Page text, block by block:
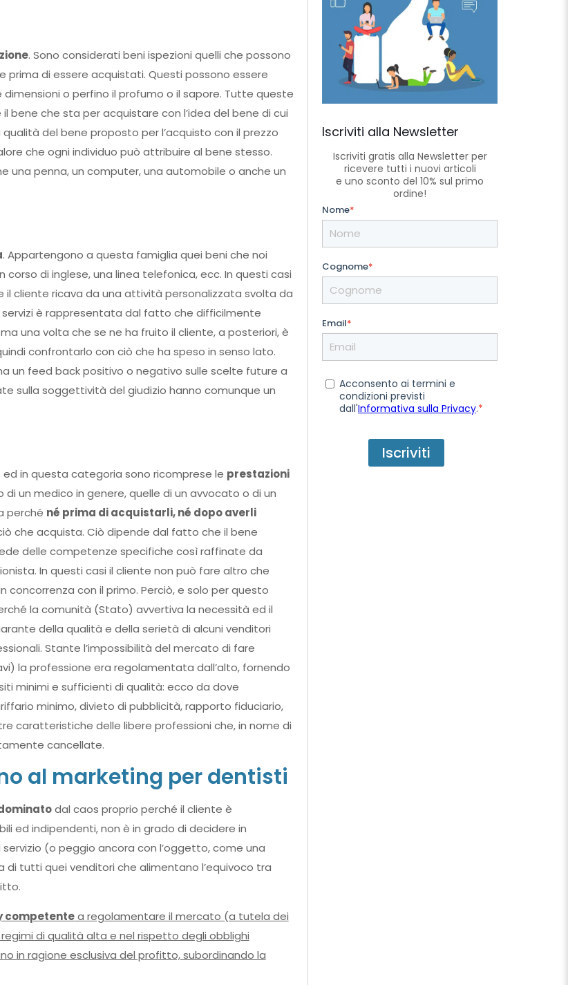
. Sono considerati beni ispezioni quelli che possono
di essere acquistati. Questi possono essere
o perfino il profumo o il sapore. Tutte queste
che sta per acquistare con l’idea del bene di cui
del bene proposto per l’acquisto con il prezzo
che ogni individuo può attribuire al bene stesso.
una penna, un computer, una automobile o anche un
. Appartengono a questa famiglia quei beni che noi
di inglese, una linea telefonica, ecc. In questi casi
cliente ricava da una attività personalizzata svolta da
è rappresentata dal fatto che difficilmente
una volta che se ne ha fruito il cliente, a posteriori, è
confrontarlo con ciò che ha speso in senso lato.
un feed back positivo o negativo sulle scelte future a
sulla soggettività del giudizio hanno comunque un
ed in questa categoria sono ricomprese le prestazioni
un medico in genere, quelle di un avvocato o di un
perché né prima di acquistarli, né dopo averli
che acquista. Ciò dipende dal fatto che il bene
delle competenze specifiche così raffinate da
In questi casi il cliente non può fare altro che
con il primo. Perciò, e solo per questo
la comunità (Stato) avvertiva la necessità ed il
della qualità e della serietà di alcuni venditori
Stante l’impossibilità del mercato di fare
la professione era regolamentata dall’alto, fornendo
minimi e sufficienti di qualità: ecco da dove
minimo, divieto di pubblicità, rapporto fiduciario,
caratteristiche delle libere professioni che, in nome di
cancellate.
al marketing per dentisti
dal caos proprio perché il cliente è
ed indipendenti, non è in grado di decidere in
(o peggio ancora con l’oggetto, come una
tutti quei venditori che alimentano l’equivoco tra
competentea regolamentare il mercato (a tutela dei
di qualità alta e nel rispetto degli obblighi
in ragione esclusiva del profitto, subordinando la
Iscriviti alla Newsletter
Iscriviti gratis alla Newsletter per
ricevere tutti i nuovi articoli
e uno sconto del 10% sul primo
ordine!
Nome*
Cognome*
Email*
Acconsento ai termini e
condizioni previsti
dall'Informativa sulla Privacy.*